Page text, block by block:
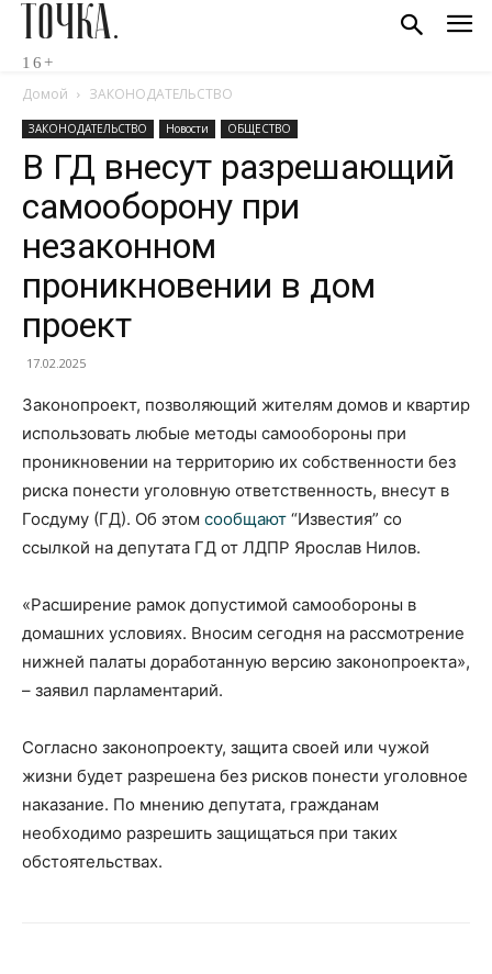
ТОЧКА.
16+
Домой ЗАКОНОДАТЕЛЬСТВО
ЗАКОНОДАТЕЛЬСТВО Новости ОБЩЕСТВО
В ГД внесут разрешающий
самооборону при
незаконном
проникновении в дом
проект
17.02.2025
Законопроект, позволяющий жителям домов и квартир
использовать любые методы самообороны при
проникновении на территорию их собственности без
риска понести уголовную ответственность, внесут в
Госдуму (ГД). Об этом сообщают “Известия” со
ссылкой на депутата ГД от ЛДПР Ярослав Нилов.
«Расширение рамок допустимой самообороны в
домашних условиях. Вносим сегодня на рассмотрение
нижней палаты доработанную версию законопроекта»,
– заявил парламентарий.
Согласно законопроекту, защита своей или чужой
жизни будет разрешена без рисков понести уголовное
наказание. По мнению депутата, гражданам
необходимо разрешить защищаться при таких
обстоятельствах.